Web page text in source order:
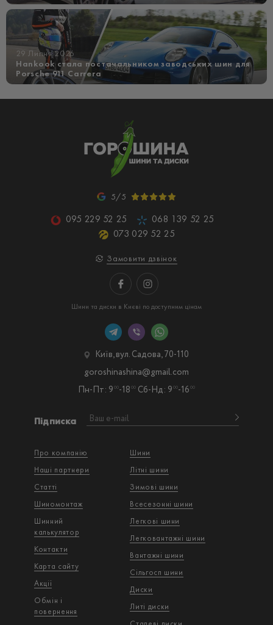
29 Липня 2026
Hankook стала постачальником заводських шин для
Porsche 911 Carrera
5/5
095 229 52 25
068 139 52 25
073 029 52 25
Замовити дзвінок
Шини та диски в Києві по доступним цінам
Про компанію
Наші партнери
Статті
Шиномонтаж
Шинний
калькулятор
Контакти
Карта сайту
Акції
Обмін і
повернення
Шини
Літні шини
Зимові шини
Всесезонні шини
Легкові шини
Легковантажнi шини
Вантажнi шини
Сільгосп шини
Диски
Литі диски
Підписка
Київ, вул. Садова, 70-110
Пн-Пт: 9 00-18 00 Сб-Нд: 9 00-16 00
goroshinashina@gmail.com